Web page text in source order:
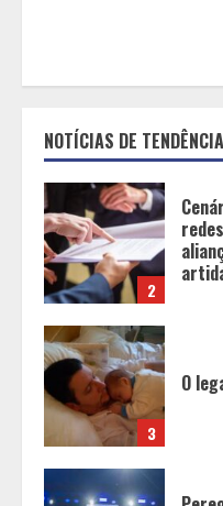
NOTÍCIAS DE 1
alto
2
3
O